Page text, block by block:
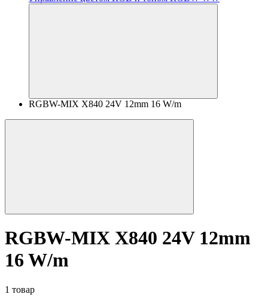
RGBW-MIX X840 24V 12mm 16 W/m
RGBW-MIX X840 24V 12mm
16 W/m
1 товар